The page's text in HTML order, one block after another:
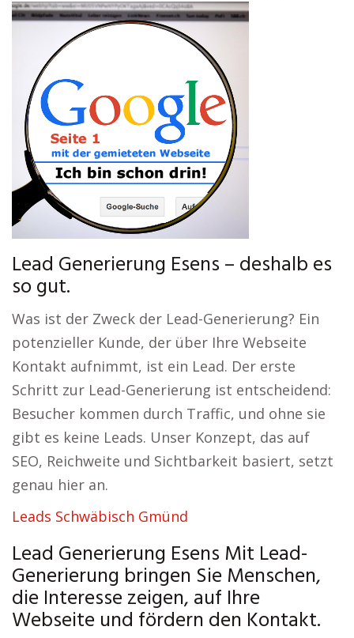
Lead Generierung Esens – deshalb es
so gut.
Was ist der Zweck der Lead-Generierung? Ein
potenzieller Kunde, der über Ihre Webseite
Kontakt aufnimmt, ist ein Lead. Der erste
Schritt zur Lead-Generierung ist entscheidend:
Besucher kommen durch Traffic, und ohne sie
gibt es keine Leads. Unser Konzept, das auf
SEO, Reichweite und Sichtbarkeit basiert, setzt
genau hier an.
Leads Schwäbisch Gmünd
Lead Generierung Esens Mit Lead-
Generierung bringen Sie Menschen,
die Interesse zeigen, auf Ihre
Webseite und fördern den Kontakt.